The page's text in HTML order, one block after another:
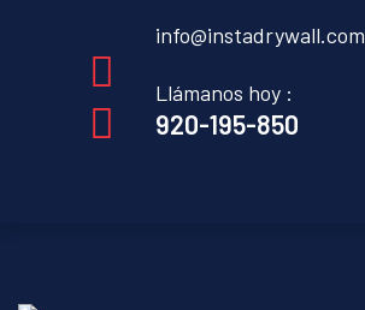
info@instadrywall.com
Llámanos hoy :
920-195-850